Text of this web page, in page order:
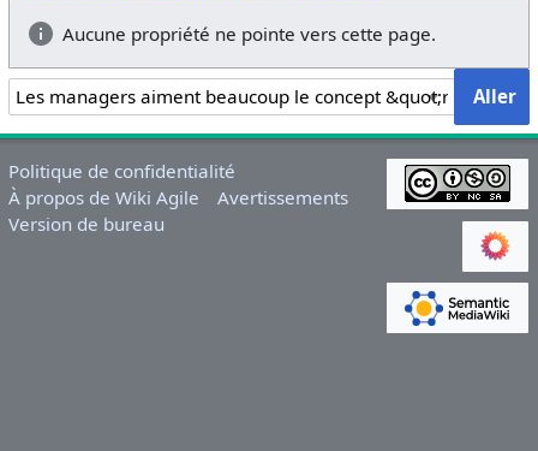
Aucune propriété ne pointe vers cette page.
Politique de confidentialité
À propos de Wiki Agile
Avertissements
Version de bureau